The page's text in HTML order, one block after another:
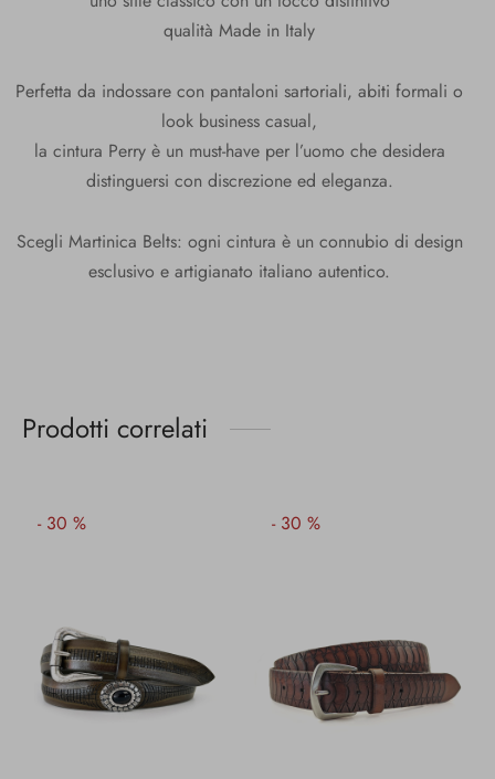
qualità Made in Italy
Perfetta da indossare con pantaloni sartoriali, abiti formali o
look business casual,
la cintura Perry è un must-have per l’uomo che desidera
distinguersi con discrezione ed eleganza.
Scegli Martinica Belts: ogni cintura è un connubio di design
esclusivo e artigianato italiano autentico.
Prodotti correlati
- 30 % - 30 %